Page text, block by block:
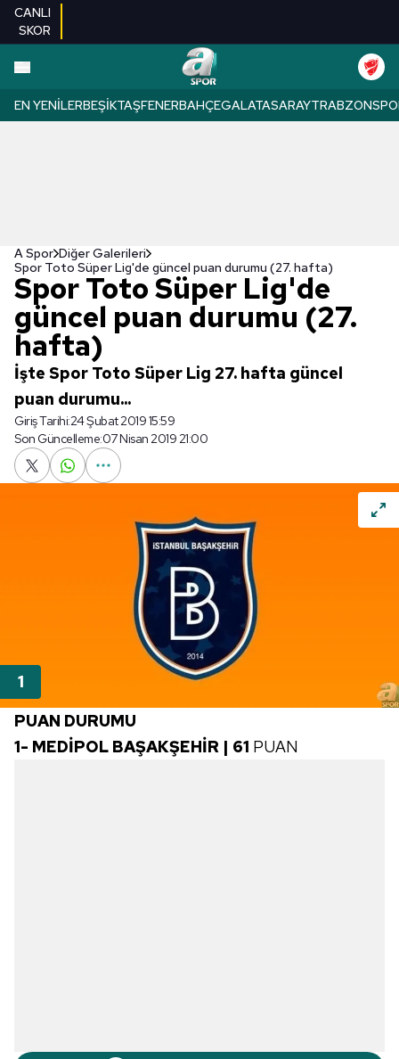
CANLI
SKOR
EN YENILERBEŞIKTAŞFENERBAHÇEGALATASARAY
A Spor Diğer Galerileri
Spor Toto Süper Lig'de güncel puan durumu (27. hafta)
Spor Toto Süper Lig'de
güncel puan durumu (27.
hafta)
İşte Spor Toto Süper Lig 27. hafta güncel
puan durumu...
Giriş Tarihi:24 Şubat 2019 15:59
Son Güncelleme:07 Nisan 2019 21:00
PUAN DURUMU
1- MEDİPOL BAŞAKŞEHİR | 61 PUAN